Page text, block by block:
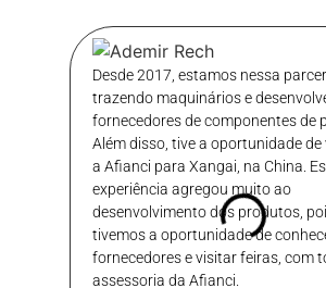
Desde 2017, estamos nessa
trazendo maquinários e
fornecedores de componentes de
Além disso, tive a oportunidade
a Afianci para Xangai, na China.
experiência agregou muito ao
desenvolvimento dos produtos,
tivemos a oportunidade de
fornecedores e visitar feiras, com
assessoria da Afianci.